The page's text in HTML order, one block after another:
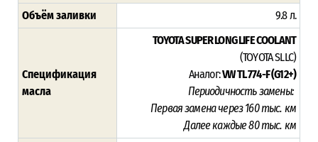
Объём заливки 9.8 л.
Спецификация
масла
TOYOTA SUPER LONG LIFE COOLANT
(TOYOTA SLLC)
Аналог:VW TL 774-F (G12+)
Периодичность замены:
Первая замена через 160 тыс. км
Далее каждые 80 тыс. км